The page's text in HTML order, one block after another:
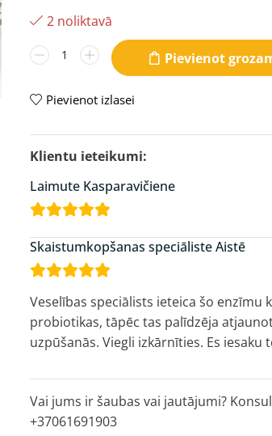
video
2 noliktavā
Pievienot
Pievienot izlasei
Laimute Kasparavičiene
Skaistumkopšanas speciāliste Aistē
Veselības speciālists ieteica šo enzīmu
probiotikas, tāpēc tas palīdzēja
uzpūšanās. Viegli izkārnīties. Es
Vai jums ir šaubas vai jautājumi?
+37061691903